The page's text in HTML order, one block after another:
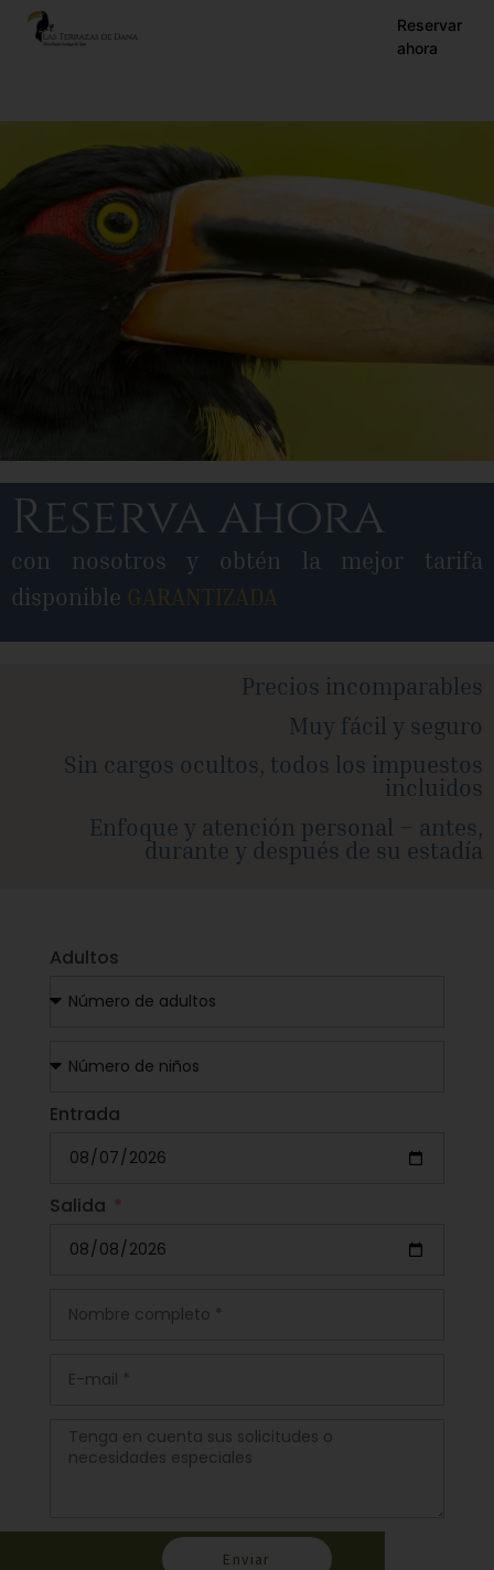
Reservar
ahora
Reserva ahora
con nosotros y obtén la mejor tarifa
disponible GARANTIZADA
Precios incomparables
Muy fácil y seguro
Sin cargos ocultos, todos los impuestos
incluidos
Enfoque y atención personal – antes,
durante y después de su estadía​
Adultos
Entrada
Salida
Enviar